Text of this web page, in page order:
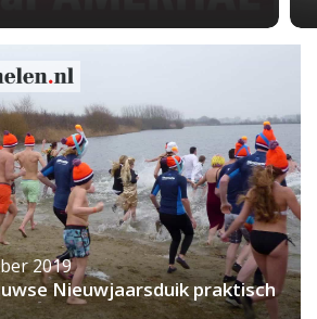
2019
Nieuwjaarsduik praktisch